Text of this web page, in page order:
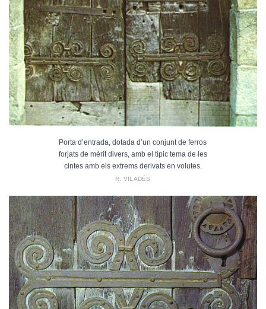
Porta d’entrada, dotada d’un conjunt de ferros
forjats de mèrit divers, amb el típic tema de les
cintes amb els extrems derivats en volutes.
R. VILADÉS